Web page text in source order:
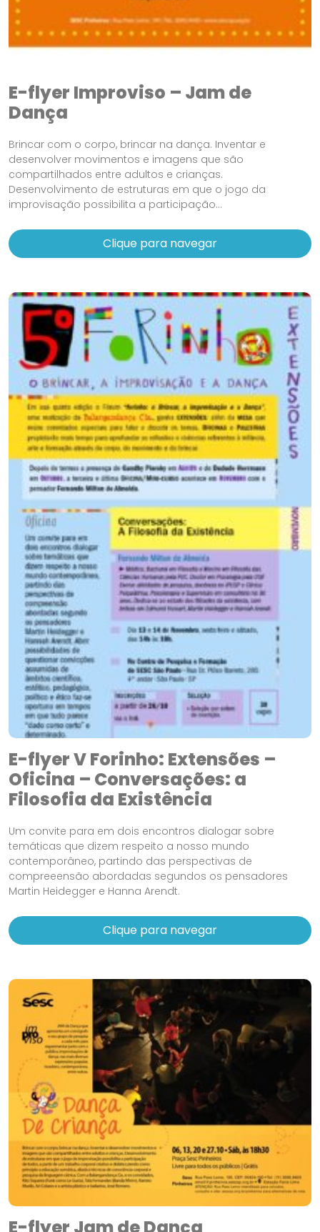
E-flyer Improviso – Jam de
Dança
Brincar com o corpo, brincar na dança. Inventar e
desenvolver movimentos e imagens que são
compartilhados entre adultos e crianças.
Desenvolvimento de estruturas em que o jogo da
improvisação possibilita a participação...
Clique para navegar
E-flyer V Forinho: Extensões –
Oficina – Conversações: a
Filosofia da Existência
Um convite para em dois encontros dialogar sobre
temáticas que dizem respeito a nosso mundo
contemporâneo, partindo das perspectivas de
compreeensão abordadas segundos os pensadores
Martin Heidegger e Hanna Arendt.
Clique para navegar
E-flyer Jam de Dança